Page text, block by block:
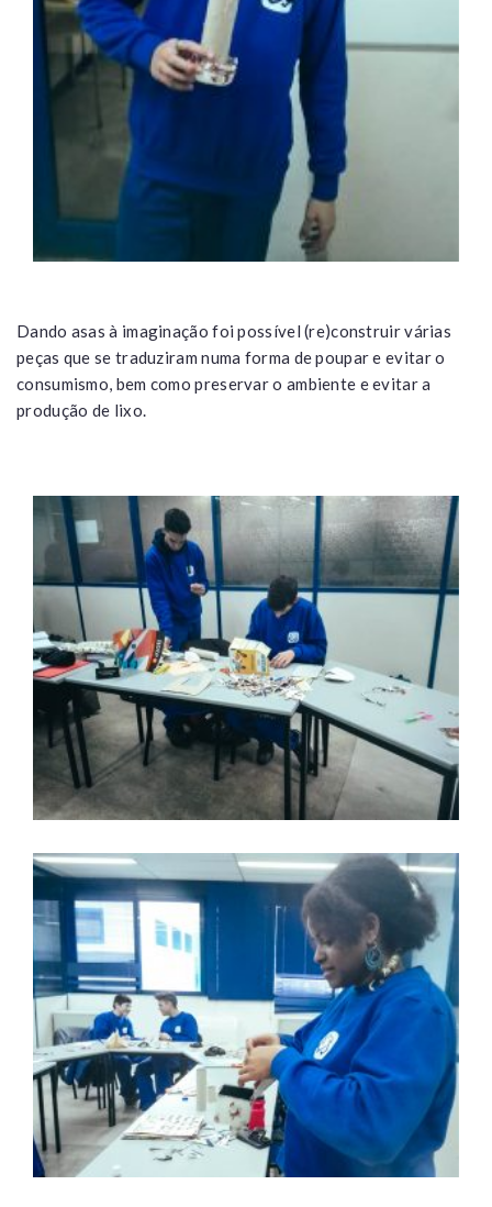
Dando asas à imaginação foi possível (re)construir várias
peças que se traduziram numa forma de poupar e evitar o
consumismo, bem como preservar o ambiente e evitar a
produção de lixo.